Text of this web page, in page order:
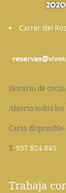
Carrer del
Horario de
Abierto todos
Carta disponible
T. 937 824 845
Trabaja